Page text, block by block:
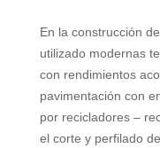
En la construcción
utilizado modernas
con rendimientos
pavimentación con
por recicladores –
el corte y perfilado